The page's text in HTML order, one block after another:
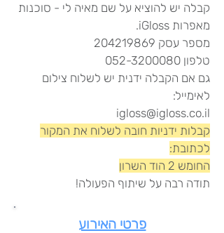
קבלה יש להוציא על שם מאיה לי - סוכנות
מאפרות iGloss.
מספר עסק 204219869
טלפון 052-3200080
גם אם הקבלה ידנית יש לשלוח צילום
לאימייל:
igloss@igloss.co.il
קבלות ידניות חובה לשלוח את המקור
לכתובת:
החומש 2 הוד השרון
תודה רבה על שיתוף הפעולה!
פרטי האירוע